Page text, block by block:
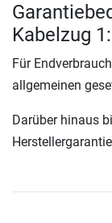
Kabelzug
Für
allgemeinen
Darüber hinaus